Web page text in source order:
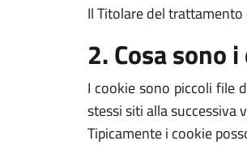
Il Titolare del
2. Cosa sono
I cookie sono piccoli file
stessi siti alla successiva
Tipicamente i cookie